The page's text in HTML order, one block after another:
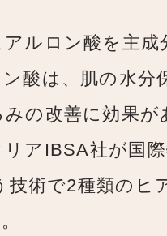
ルロン酸を主成
酸は、肌の水分
の改善に効果
アIBSA社が国
術で2種類のヒ